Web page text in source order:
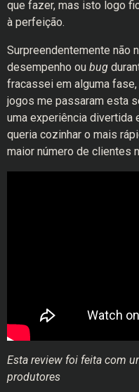
que fazer, mas isto logo
à perfeição.
Surpreendentemente não
desempenho ou bug
fracassei em alguma
jogos me passaram esta
uma experiência divertida
queria cozinhar o mais
maior número de clientes
Esta review foi feita com
produtores